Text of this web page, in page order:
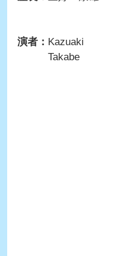
演者： Kazuaki
Takabe